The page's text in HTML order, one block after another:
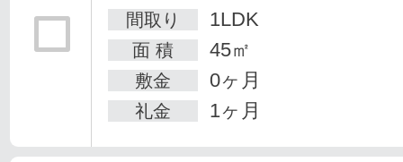
間取り
1LDK
面 積 45㎡
敷金 0ヶ月
礼金 1ヶ月